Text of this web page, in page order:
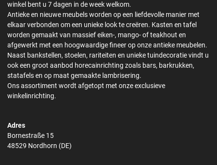
winkel bent u 7 dagen in de week welkom.
Antieke en nieuwe meubels worden op een liefdevolle manier met
elkaar verbonden om een unieke look te creëren. Kasten en tafel
worden gemaakt van massief eiken-, mango- of teakhout en
afgewerkt met een hoogwaardige fineer op onze antieke meubelen.
Naast bankstellen, stoelen, rariteiten en unieke tuindecoratie vindt u
ook een groot aanbod horecainrichting zoals bars, barkrukken,
statafels en op maat gemaakte lambrisering.
Ons assortiment wordt afgetopt met onze exclusieve
winkelinrichting.
Adres
Bornestraße 15
48529 Nordhorn (DE)